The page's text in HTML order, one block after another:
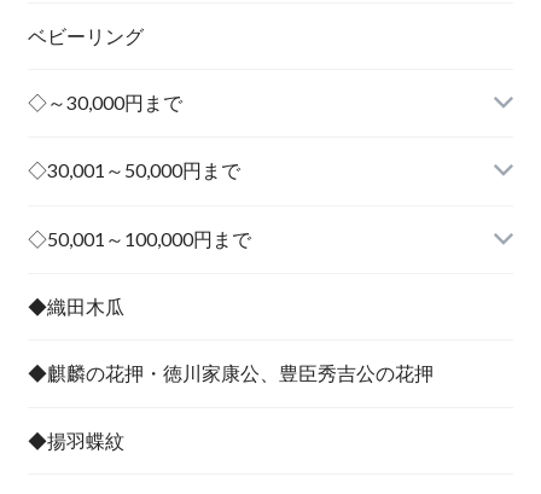
ベビーリング
◇～30,000円まで
その他
◇30,001～50,000円まで
その他
◇50,001～100,000円まで
◆織田木瓜
◆麒麟の花押・徳川家康公、豊臣秀吉公の花押
◆揚羽蝶紋